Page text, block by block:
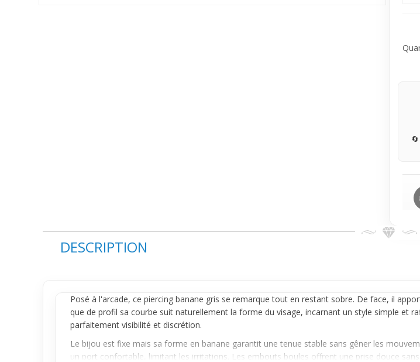
🔄
DESCRIPTION
Posé à l'arcade, ce piercing banane gris se remarque tout en restant sobre. De face, il
que de profil sa courbe suit naturellement la forme du visage, incarnant un style simple et
parfaitement visibilité et discrétion.
Le bijou est fixe mais sa forme en banane garantit une tenue stable sans gêner les
un port confortable, limitant les irritations. Les embouts boules offrent une prise douce